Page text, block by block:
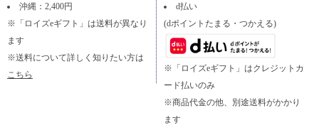
沖縄：2,400円
※「ロイズeギフト」は送料が異なり
ます
※送料について詳しく知りたい方は
こちら
d払い
(dポイントたまる・つかえる)
※「ロイズeギフト」はクレジットカ
ード払いのみ
※商品代金の他、別途送料がかかり
ます